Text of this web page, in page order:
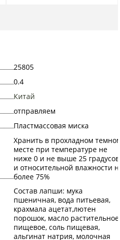
25805
0.4
Китай
отправляем
Пластмассовая миска
Хранить в прохладном
месте при температуре не
ниже 0 и не выше 25 градусов
и относительной влажности
более 75%
Состав лапши: мука
пшеничная, вода питьевая,
крахмала ацетат,лютен
порошок, масло растительное
пищевое, соль пищевая,
альгинат натрия, молочная